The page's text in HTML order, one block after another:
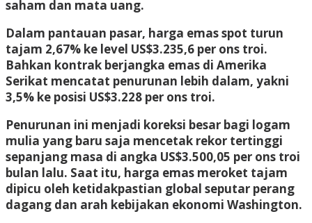
saham dan mata uang.
Dalam pantauan pasar, harga emas spot turun
tajam 2,67% ke level US$3.235,6 per ons troi.
Bahkan kontrak berjangka emas di Amerika
Serikat mencatat penurunan lebih dalam, yakni
3,5% ke posisi US$3.228 per ons troi.
Penurunan ini menjadi koreksi besar bagi logam
mulia yang baru saja mencetak rekor tertinggi
sepanjang masa di angka US$3.500,05 per ons troi
bulan lalu. Saat itu, harga emas meroket tajam
dipicu oleh ketidakpastian global seputar perang
dagang dan arah kebijakan ekonomi Washington.